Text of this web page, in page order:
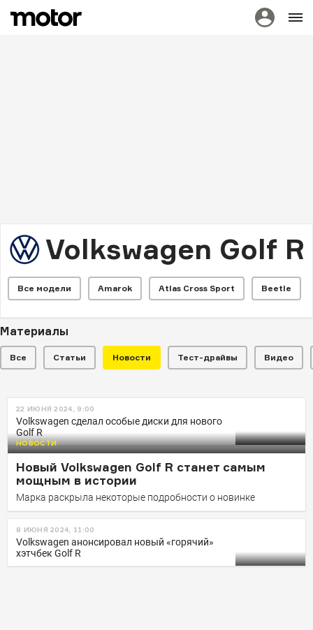
Volkswagen Golf R
Все модели Amarok Atlas Cross Sport Beetle
Материалы
Все Статьи Новости Тест-драйвы Видео
333 л.с. и 4,6 секунды
до «сотни»: Volkswagen обновил
самый мощный Golf
«Заряженный» Golf R последним в семействе
подвергся плановой модернизации
22 ИЮНЯ 2024, 9:00
Volkswagen сделал особые диски для нового
Golf R
НОВОСТИ
Новый Volkswagen Golf R станет самым
мощным в истории
Марка раскрыла некоторые подробности о новинке
8 ИЮНЯ 2024, 11:00
Volkswagen анонсировал новый «горячий»
хэтчбек Golf R